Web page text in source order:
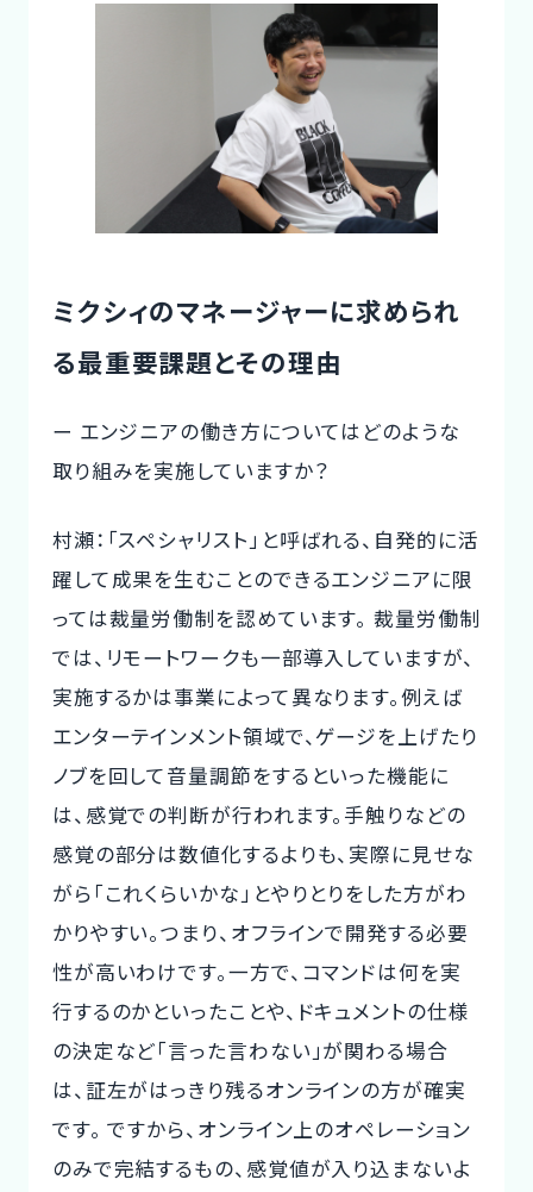
ミクシィのマネージャーに求められ
る最重要課題とその理由
ー エンジニアの働き方についてはどのような
取り組みを実施していますか？
村瀬：「スペシャリスト」と呼ばれる、自発的に活
躍して成果を生むことのできるエンジニアに限
っては裁量労働制を認めています。 裁量労働制
では、リモートワークも一部導入していますが、
実施するかは事業によって異なります。例えば
エンターテインメント領域で、ゲージを上げたり
ノブを回して音量調節をするといった機能に
は、感覚での判断が行われます。手触りなどの
感覚の部分は数値化するよりも、実際に見せな
がら「これくらいかな」とやりとりをした方がわ
かりやすい。つまり、オフラインで開発する必要
性が高いわけです。一方で、コマンドは何を実
行するのかといったことや、ドキュメントの仕様
の決定など「言った言わない」が関わる場合
は、証左がはっきり残るオンラインの方が確実
です。 ですから、オンライン上のオペレーション
のみで完結するもの、感覚値が入り込まないよ